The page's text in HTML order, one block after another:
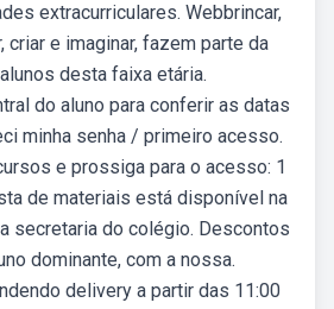
extracurriculares. Webbrincar,
criar e imaginar, fazem parte da
desta faixa etária.
do aluno para conferir as datas
minha senha / primeiro acesso.
e prossiga para o acesso: 1
de materiais está disponível na
secretaria do colégio. Descontos
dominante, com a nossa.
delivery a partir das 11:00